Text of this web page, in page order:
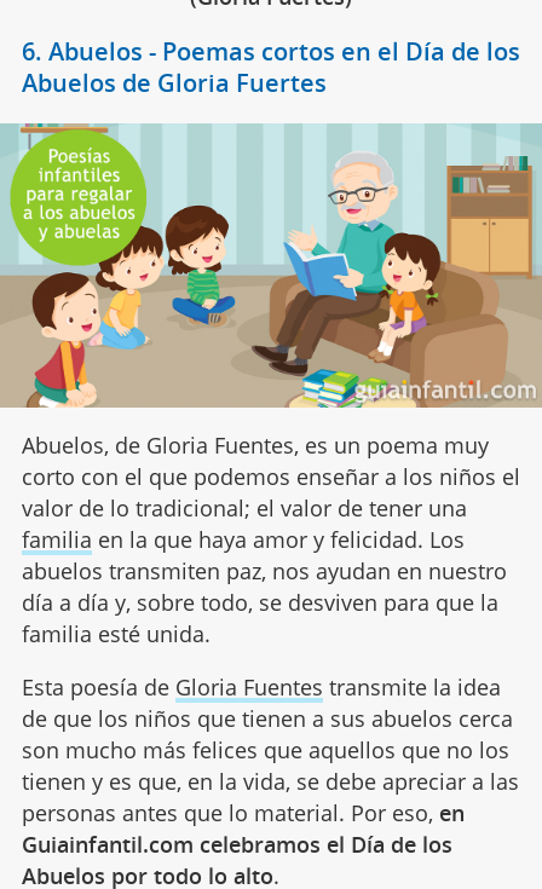
6. Abuelos - Poemas cortos en el Día de los
Abuelos de Gloria Fuertes
Abuelos, de Gloria Fuentes, es un poema muy
corto con el que podemos enseñar a los niños el
valor de lo tradicional; el valor de tener una
familia en la que haya amor y felicidad. Los
abuelos transmiten paz, nos ayudan en nuestro
día a día y, sobre todo, se desviven para que la
familia esté unida.
Esta poesía de Gloria Fuentes transmite la idea
de que los niños que tienen a sus abuelos cerca
son mucho más felices que aquellos que no los
tienen y es que, en la vida, se debe apreciar a las
personas antes que lo material. Por eso, en
Guiainfantil.com celebramos el Día de los
Abuelos por todo lo alto.